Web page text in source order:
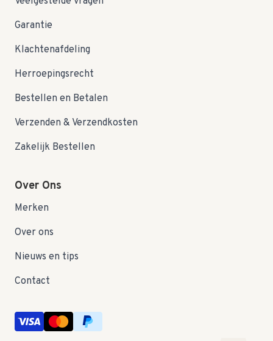
Garantie
Klachtenafdeling
Herroepingsrecht
Bestellen en Betalen
Verzenden & Verzendkosten
Zakelijk Bestellen
Over Ons
Merken
Over ons
Nieuws en tips
Contact